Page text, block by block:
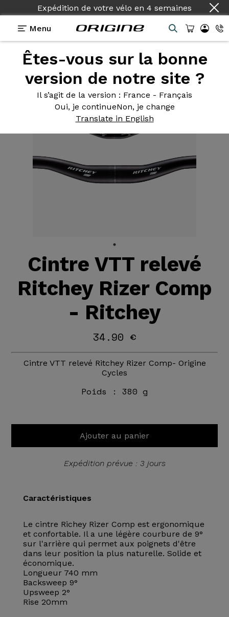
Expédition de votre vélo en 4 semaines
Menu
Êtes-vous sur la bonne
version de notre site ?
Il s’agit de la version : France - Français
Oui, je continueNon, je change
Translate in English
Equipements>Cintre Plat> MTN Rizer Comp 740
Cintre VTT relevé
Ritchey Rizer Comp
- Ritchey
34.90 €
Cintre VTT relevé Ritchey Rizer Comp- Origine
Cycles
Poids : 380 g
Ajouter au panier
Expédition prévue : 3 jours
Caractéristiques
Le cintre Richey Rizer Comp est ergonomique
et confortable. Il a une légère courbure de 9°
sur l'arrière qui permet aux poignets d'être
dans leur position la plus naturelle. Solide et
économique.
Longueur 740 mm
Backsweep 9°
Upsweep 2°
Rise 20mm